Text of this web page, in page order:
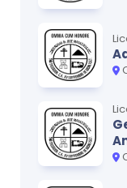
Física II
Probabilidad y
Tecnología
Ciclo4
MATERIA
Química Técnica
Inglés Técnico
Ciclo2
MATERIA
Sociología